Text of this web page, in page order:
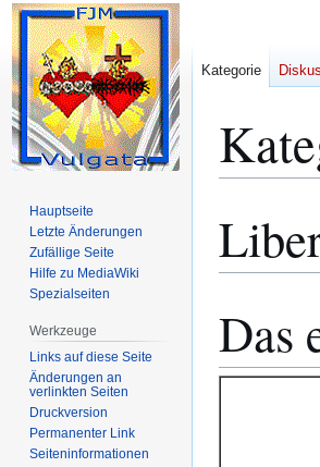
Navigation
Suche
Das
Kategorie
Hauptseite
Letzte Änderungen
Zufällige Seite
Hilfe zu MediaWiki
Spezialseiten
Werkzeuge
Links auf diese Seite
Änderungen an
verlinkten Seiten
Druckversion
Permanenter Link
Seiten­­informationen